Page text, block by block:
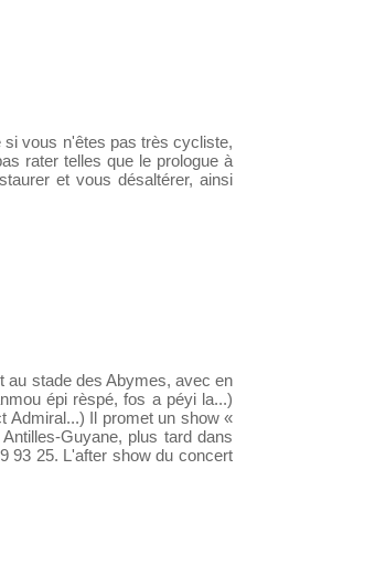
vous n'êtes pas très cycliste,
rater telles que le prologue à
et vous désaltérer, ainsi
au stade des Abymes, avec en
épi rèspé, fos a péyi la...)
Admiral...) Il promet un show «
Guyane, plus tard dans
93 25. L'after show du concert